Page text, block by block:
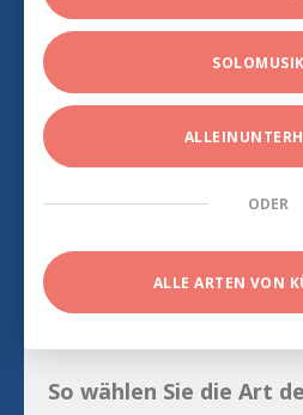
ODER
ALLE ARTEN VON
So wählen Sie die Art